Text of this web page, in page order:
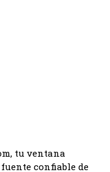
tu ventana
confiable de